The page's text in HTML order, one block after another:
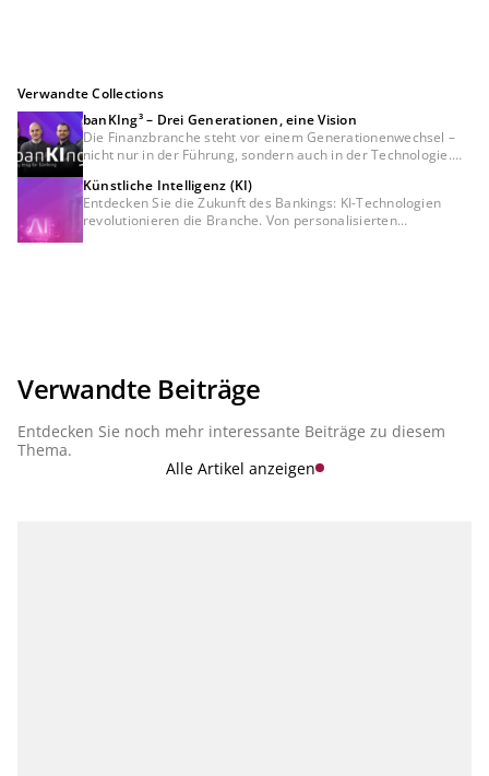
Verwandte Collections
banKIng³ – Drei Generationen, eine Vision
Die Finanzbranche steht vor einem Generationenwechsel –
nicht nur in der Führung, sondern auch in der Technologie.
Banking neu definiert und welche Rolle verschiedene
Generationen in dieser Transformation spielen. Experten
diskutieren über innovative KI-Anwendungen, regulatorische
Künstliche Intelligenz (KI)
Entdecken Sie die Zukunft des Bankings: KI-Technologien
revolutionieren die Branche. Von personalisierten
Verwandte Beiträge
Entdecken Sie noch mehr interessante Beiträge zu diesem
Thema.
Alle Artikel anzeigen